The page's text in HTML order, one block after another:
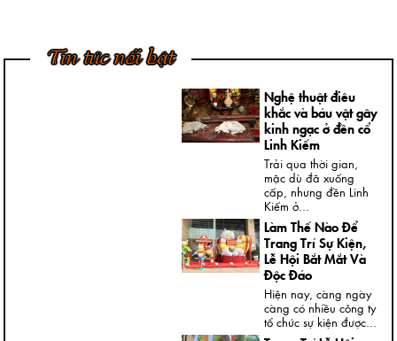
Tin tức nổi bật
tượng khá thông dụng
Nghệ thuật điêu
khắc và báu vật gây
kinh ngạc ở đền cổ
Linh Kiếm
Trải qua thời gian,
mặc dù đã xuống
cấp, nhưng đền Linh
Kiếm ở...
Làm Thế Nào Để
Trang Trí Sự Kiện,
Lễ Hội Bắt Mắt Và
Độc Đáo
Hiện nay, càng ngày
càng có nhiều công ty
tổ chức sự kiện được...